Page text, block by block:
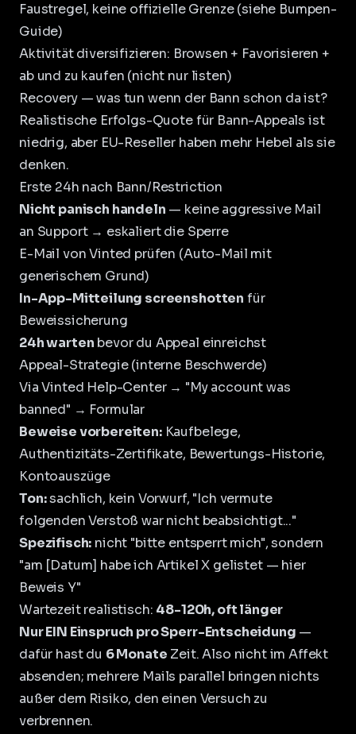
Faustregel, keine offizielle Grenze (siehe Bumpen-
Guide)
Aktivität diversifizieren: Browsen + Favorisieren +
ab und zu kaufen (nicht nur listen)
Recovery — was tun wenn der Bann schon da ist?
Realistische Erfolgs-Quote für Bann-Appeals ist
niedrig, aber EU-Reseller haben mehr Hebel als sie
denken.
Erste 24h nach Bann/Restriction
Nicht panisch handeln — keine aggressive Mail
an Support → eskaliert die Sperre
E-Mail von Vinted prüfen (Auto-Mail mit
generischem Grund)
In-App-Mitteilung screenshotten für
Beweissicherung
24h warten bevor du Appeal einreichst
Appeal-Strategie (interne Beschwerde)
Via Vinted Help-Center → "My account was
banned" → Formular
Beweise vorbereiten:Kaufbelege,
Authentizitäts-Zertifikate, Bewertungs-Historie,
Kontoauszüge
Ton:sachlich, kein Vorwurf, "Ich vermute
folgenden Verstoß war nicht beabsichtigt..."
Spezifisch: nicht "bitte entsperrt mich", sondern
"am [Datum] habe ich Artikel X gelistet — hier
Beweis Y"
Wartezeit realistisch: 48-120h, oft länger
Nur EIN Einspruch pro Sperr-Entscheidung —
dafür hast du 6 Monate Zeit. Also nicht im Affekt
absenden; mehrere Mails parallel bringen nichts
außer dem Risiko, den einen Versuch zu
verbrennen.